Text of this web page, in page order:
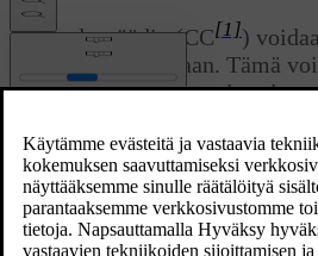
Päivitetty 19.03.2020
Nopeudensäädin (CC[1])
asettaa valmiustilaan. Tämä
toimesta tai automaattisesti.
Valmiustila merkitsee, että toiminto on
mutta sitä ei ole aktivoitu.
Valmiustila kuljettajan asiaan